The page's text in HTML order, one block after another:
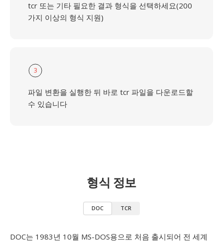
tcr 또는 기타 필요한 결과 형식을 선택하세요(200
가지 이상의 형식 지원)
3
파일 변환을 실행한 뒤 바로 tcr 파일을 다운로드할
수 있습니다
형식 정보
DOC TCR
DOC는 1983년 10월 MS-DOS용으로 처음 출시되어 전 세계